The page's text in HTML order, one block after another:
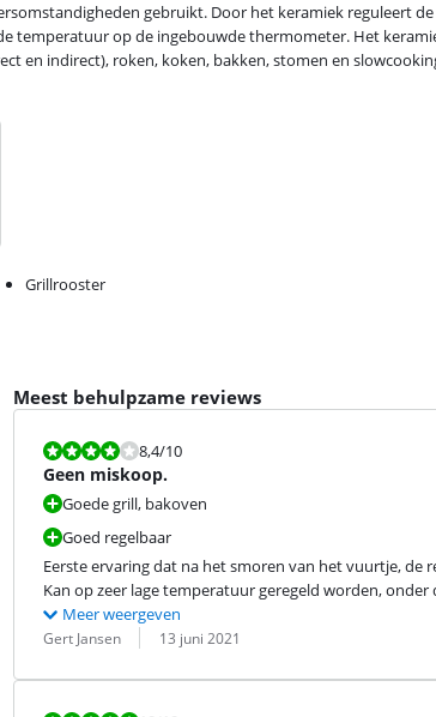
gebruikt. Door het keramiek reguleert
temperatuur op de ingebouwde thermometer. Het
en indirect), roken, koken, bakken, stomen en
Grillrooster
Meest behulpzame reviews
Beoordeling is 8,4 van de 10.
8,4/10
Geen miskoop.
Goede grill, bakoven
Goed regelbaar
Eerste ervaring dat na het smoren van het vuurtje,
Kan op zeer lage temperatuur geregeld worden, onder
Meer weergeven
Beoordeling door:
Gert Jansen
Datum: 13 juni 2021